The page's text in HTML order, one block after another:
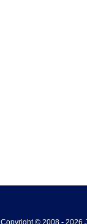
Copyright © 2008 - 2026